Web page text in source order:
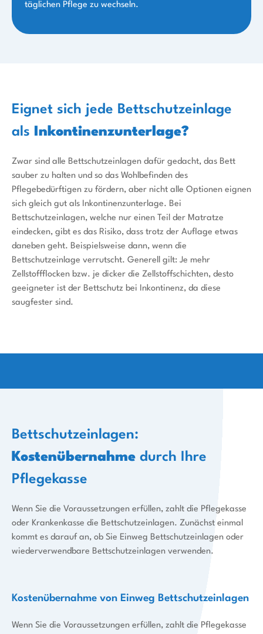
täglichen Pflege zu wechseln.
Eignet sich jede Bettschutzeinlage
als
Inkontinenzunterlage?
Zwar sind alle Bettschutzeinlagen dafür gedacht, das Bett
sauber zu halten und so das Wohlbefinden des
Pflegebedürftigen zu fördern, aber nicht alle Optionen eignen
sich gleich gut als Inkontinenzunterlage. Bei
Bettschutzeinlagen, welche nur einen Teil der Matratze
eindecken, gibt es das Risiko, dass trotz der Auflage etwas
daneben geht. Beispielsweise dann, wenn die
Bettschutzeinlage verrutscht. Generell gilt: Je mehr
Zellstoffflocken bzw. je dicker die Zellstoffschichten, desto
geeigneter ist der Bettschutz bei Inkontinenz, da diese
saugfester sind.
Bettschutzeinlagen:
Kostenübernahme durch Ihre
Pflegekasse
Wenn Sie die Voraussetzungen erfüllen, zahlt die Pflegekasse
oder Krankenkasse die Bettschutzeinlagen. Zunächst einmal
kommt es darauf an, ob Sie Einweg Bettschutzeinlagen oder
wiederverwendbare Bettschutzeinlagen verwenden.
Kostenübernahme von Einweg Bettschutzeinlagen
Wenn Sie die Voraussetzungen erfüllen, zahlt die Pflegekasse